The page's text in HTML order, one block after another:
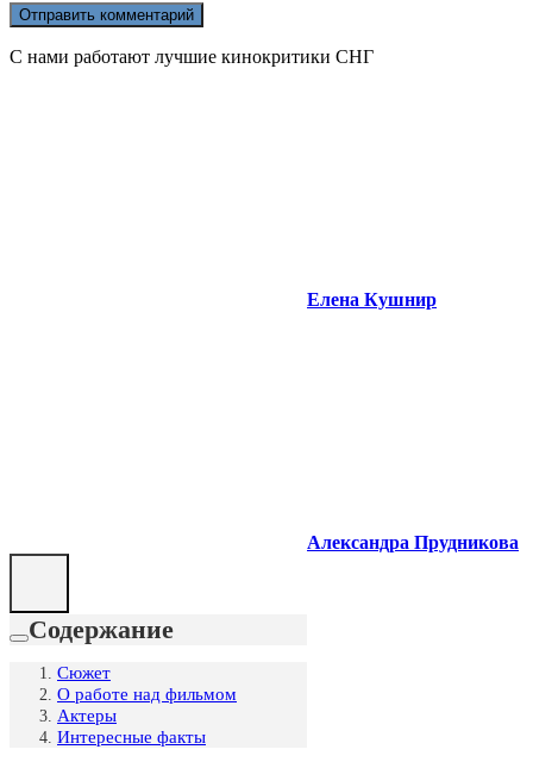
С нами работают лучшие кинокритики СНГ
Елена Кушнир
Александра Прудникова
Содержание
Сюжет
О работе над фильмом
Актеры
Интересные факты